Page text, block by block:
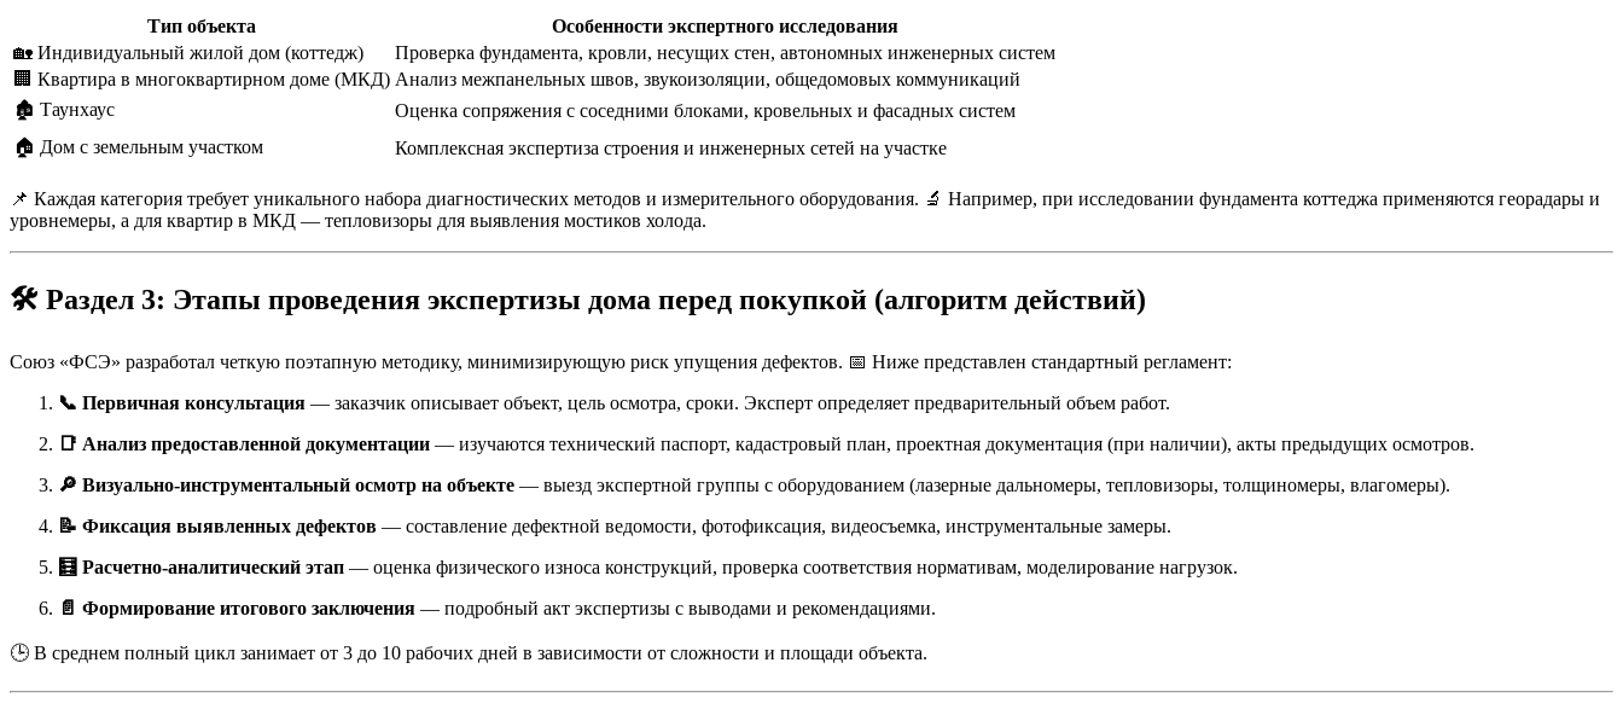
Тип объекта
Особенности экспертного исследования
🏡 Индивидуальный жилой дом (коттедж)
Проверка фундамента, кровли, несущих стен, автономных инженерных систем
🏢 Квартира в многоквартирном доме (МКД) Анализ межпанельных швов, звукоизоляции, общедомовых коммуникаций
🏚️ Таунхаус
Оценка сопряжения с соседними блоками, кровельных и фасадных систем
🏠 Дом с земельным участком
Комплексная экспертиза строения и инженерных сетей на участке
📌 Каждая категория требует уникального набора диагностических методов и измерительного оборудования. 🔬 Например, при исследовании фундамента коттеджа применяются георадары и
уровнемеры, а для квартир в МКД — тепловизоры для выявления мостиков холода.
🛠️ Раздел 3: Этапы проведения экспертизы дома перед покупкой (алгоритм действий)
Союз «ФСЭ» разработал четкую поэтапную методику, минимизирующую риск упущения дефектов. 📅 Ниже представлен стандартный регламент:
📞 Первичная консультация — заказчик описывает объект, цель осмотра, сроки. Эксперт определяет предварительный объем работ.
📑 Анализ предоставленной документации — изучаются технический паспорт, кадастровый план, проектная документация (при наличии), акты предыдущих осмотров.
🔎 Визуально-инструментальный осмотр на объекте — выезд экспертной группы с оборудованием (лазерные дальномеры, тепловизоры, толщиномеры, влагомеры).
📝 Фиксация выявленных дефектов — составление дефектной ведомости, фотофиксация, видеосъемка, инструментальные замеры.
🧮 Расчетно-аналитический этап — оценка физического износа конструкций, проверка соответствия нормативам, моделирование нагрузок.
📄 Формирование итогового заключения — подробный акт экспертизы с выводами и рекомендациями.
🕒 В среднем полный цикл занимает от 3 до 10 рабочих дней в зависимости от сложности и площади объекта.